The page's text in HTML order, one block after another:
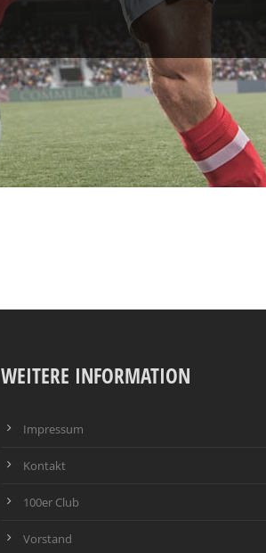
WEITERE INFORMATION
Impressum
Kontakt
100er Club
Vorstand